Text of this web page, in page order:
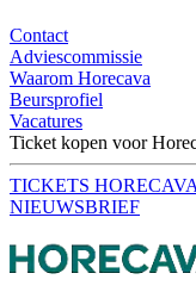
Contact
Adviescommissie
Waarom Horecava
Beursprofiel
Vacatures
Ticket kopen voor
TICKETS HORECAVA
NIEUWSBRIEF